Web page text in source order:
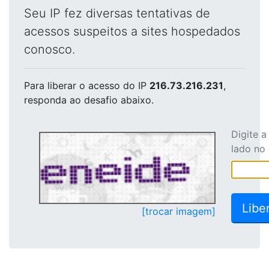
Seu IP fez diversas tentativas de
acessos suspeitos a sites hospedados
conosco.
Para liberar o acesso do IP 216.73.216.231,
responda ao desafio abaixo.
[trocar imagem]
Digite
lado no